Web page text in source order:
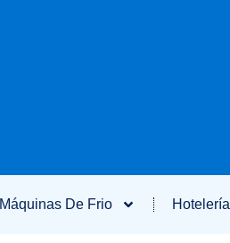
Máquinas De Frio Hotelería